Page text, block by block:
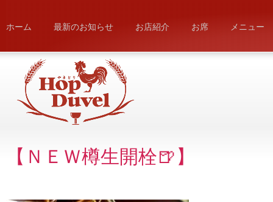
ホーム 最新のお知らせ お店紹介 お席 メニュー
【ＮＥＷ樽生開栓🍺】